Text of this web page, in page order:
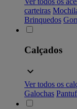
carteiras
Brinquedos
Calçados
Ver todos os
Galochas